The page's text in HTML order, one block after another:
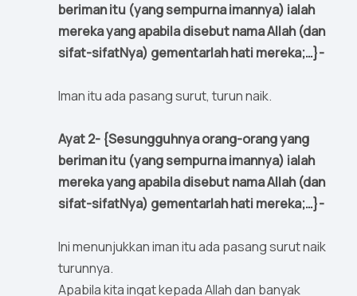
beriman itu (yang sempurna imannya) ialah
mereka yang apabila disebut nama Allah (dan
sifat-sifatNya) gementarlah hati mereka;…}-
Iman itu ada pasang surut, turun naik.
Ayat 2- {Sesungguhnya orang-orang yang
beriman itu (yang sempurna imannya) ialah
mereka yang apabila disebut nama Allah (dan
sifat-sifatNya) gementarlah hati mereka;…}-
Ini menunjukkan iman itu ada pasang surut naik
turunnya.
Apabila kita ingat kepada Allah dan banyak